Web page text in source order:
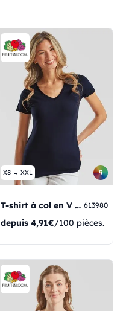
XS → XXL 9
T-shirt à col en V pour femme, poids moyen 613980
depuis 4,91€/100 pièces.